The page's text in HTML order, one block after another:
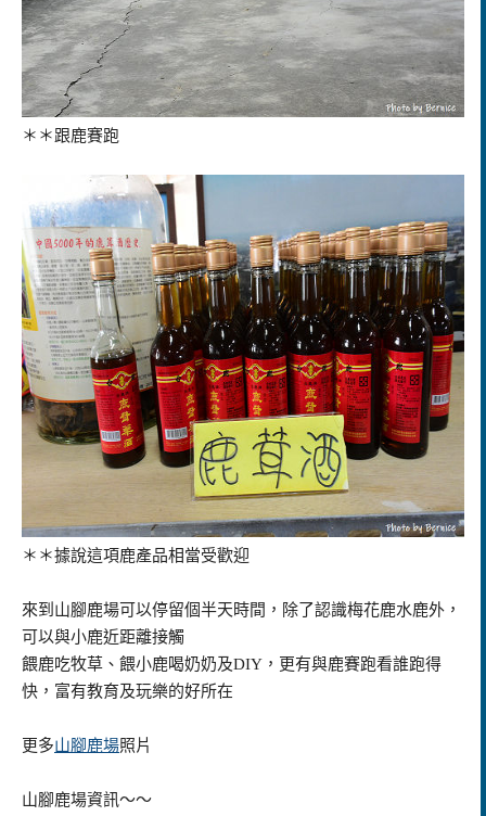
＊＊跟鹿賽跑
＊＊據說這項鹿產品相當受歡迎
來到山腳鹿場可以停留個半天時間，除了認識梅花鹿水鹿外，
可以與小鹿近距離接觸
餵鹿吃牧草、餵小鹿喝奶奶及DIY，更有與鹿賽跑看誰跑得
快，富有教育及玩樂的好所在
更多山腳鹿場照片
山腳鹿場資訊～～